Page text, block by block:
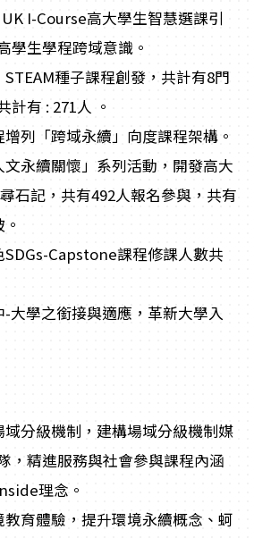
I-Course高大學生智慧選課引
學生學程跨域意識。
種子課程創發，共計有8門
計有 : 271人 。
列「跨域永續」向度課程架構。
文永續關懷」系列活動，開發高大
石記，共有492人報名參與，共有
SDGs-Capstone課程修課人數共
-大學之銜接與適應，革新大學入
域分級機制，建構場域分級機制媒
，精進服務與社會參與課程內涵
理念。
教育體驗，提升環境永續概念、蚵